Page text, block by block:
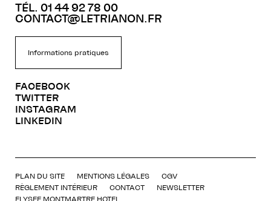
TÉL. 01 44 92 78 00
CONTACT@LETRIANON.FR
Informations pratiques
FACEBOOK
TWITTER
INSTAGRAM
LINKEDIN
PLAN DU SITE MENTIONS LÉGALES
CGV
RÈGLEMENT INTÉRIEUR
CONTACT
NEWSLETTER
ELYSEE MONTMARTRE HOTEL